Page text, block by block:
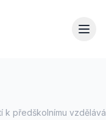
k předškolnímu